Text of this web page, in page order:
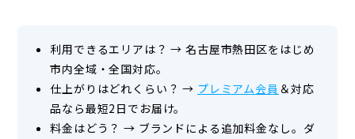
利用できるエリアは？ →名古屋市熱田区をはじめ
市内全域・全国対応。
仕上がりはどれくらい？ → プレミアム会員 ＆対応
品なら最短2日でお届け。
料金はどう？ → ブランドによる追加料金なし。ダ